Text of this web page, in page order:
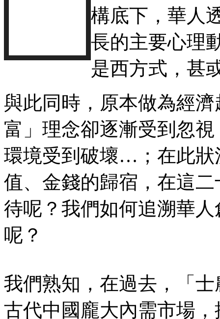
構底下，華人
長的主要心理
是西方式，甚
與此同時，原本做為經
富」理念卻逐漸受到忽
環境受到破壞…；在此狀
值、金錢的歸宿，在這
待呢？我們如何追溯華
呢？
我們熟知，在過去，「
古代中國龐大內需市場